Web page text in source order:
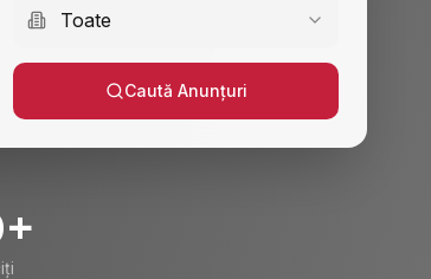
Toate
Caută Anunțuri